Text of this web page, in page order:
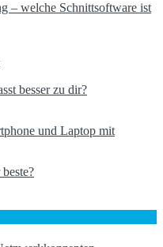
– welche Schnittsoftware ist
besser zu dir?